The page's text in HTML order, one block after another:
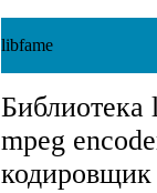
libfame
Библиотека
mpeg